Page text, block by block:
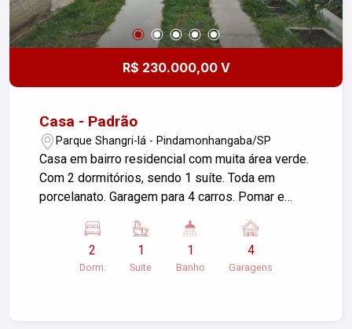
imóvel dos seus sonhos.
R$ 230.000,00 V
Casa - Padrão
Parque Shangri-lá - Pindamonhangaba/SP
Casa em bairro residencial com muita área verde.
Com 2 dormitórios, sendo 1 suíte. Toda em
porcelanato. Garagem para 4 carros. Pomar e
2
Dorm.
1
Suite
1
Banho
4
Garagens